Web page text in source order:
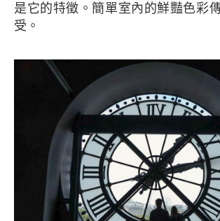
是它的特徵。簡單室內的鮮豔色彩
受。